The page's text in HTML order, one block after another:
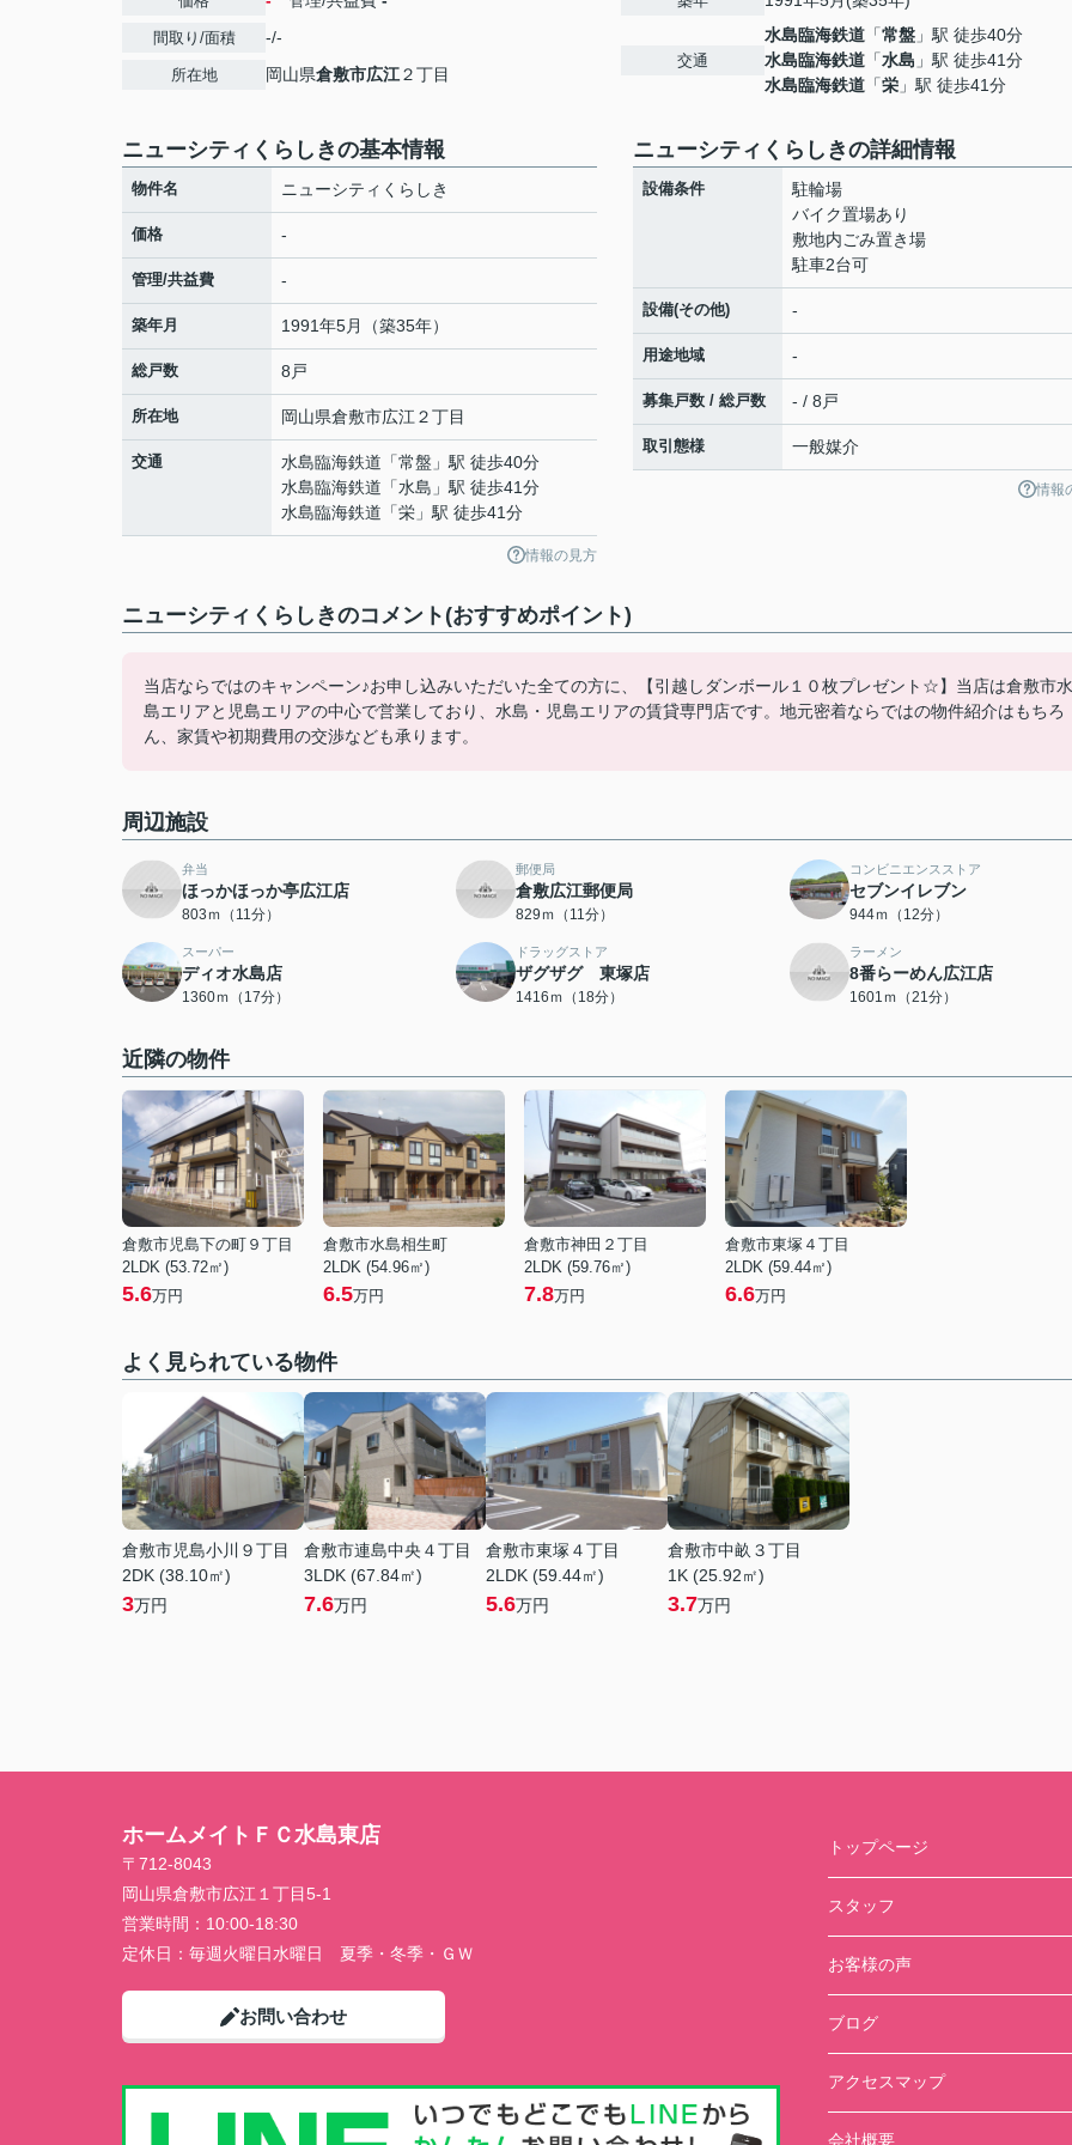
間取り/面積 -/-
所在地 岡山県倉敷市広江２丁目
交通
水島臨海鉄道 「常盤 」駅 徒歩40分
水島臨海鉄道 「水島 」駅 徒歩41分
水島臨海鉄道 「栄 」駅 徒歩41分
ニューシティくらしきの基本情報
物件名 ニューシティくらしき
価格 -
管理/共益費 -
築年月 1991年5月（築35年）
総戸数 8戸
所在地 岡山県倉敷市広江 ２丁目
交通 水島臨海鉄道 「常盤 」駅 徒歩40分
水島臨海鉄道 「水島 」駅 徒歩41分
水島臨海鉄道 「栄 」駅 徒歩41分
情報の見方
ニューシティくらしきの詳細情報
設備条件
駐輪場
バイク置場あり
敷地内ごみ置き場
駐車2台可
設備(その他) -
用途地域 -
募集戸数 / 総戸数 - / 8戸
取引態様 一般媒介
情報
ニューシティくらしきのコメント(おすすめポイント)
当店ならではのキャンペーン♪お申し込みいただいた全ての方に、【引越しダンボール１０枚プレゼント☆】当店は倉敷市水
島エリアと児島エリアの中心で営業しており、水島・児島エリアの賃貸専門店です。地元密着ならではの物件紹介はもちろ
ん、家賃や初期費用の交渉なども承ります。
周辺施設
弁当
ほっかほっか亭広江店
803ｍ（11分）
郵便局
倉敷広江郵便局
829ｍ（11分）
コンビニエンスストア
セブンイレブン
944ｍ（12分）
スーパー
ディオ水島店
1360ｍ（17分）
ドラッグストア
ザグザグ 東塚店
1416ｍ（18分）
ラーメン
8番らーめん広江店
1601ｍ（21分）
近隣の物件
倉敷市児島下の町９丁目
2LDK (53.72㎡)
5.6万円
倉敷市水島相生町
2LDK (54.96㎡)
6.5万円
倉敷市神田２丁目
2LDK (59.76㎡)
7.8万円
倉敷市東塚４丁目
2LDK (59.44㎡)
6.6万円
よく見られている物件
倉敷市児島小川９丁目
2DK (38.10㎡)
3万円
倉敷市連島中央４丁目
3LDK (67.84㎡)
7.6万円
倉敷市東塚４丁目
2LDK (59.44㎡)
5.6万円
倉敷市中畝３丁目
1K (25.92㎡)
3.7万円
ホームメイトＦＣ水島東店
〒712-8043
岡山県倉敷市広江１丁目5-1
営業時間： 10:00-18:30
定休日： 毎週火曜日水曜日 夏季・冬季・ＧＷ
お問い合わせ
トップページ
スタッフ
お客様の声
ブログ
アクセスマップ
会社概要